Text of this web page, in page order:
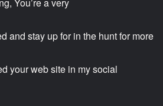
and stay up for in the hunt for more
your web site in my social